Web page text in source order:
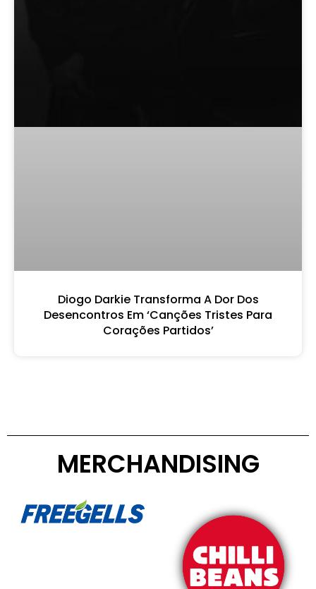
Diogo Darkie Transforma A Dor Dos
Desencontros Em ‘Canções Tristes Para
Corações Partidos’
MERCHANDISING